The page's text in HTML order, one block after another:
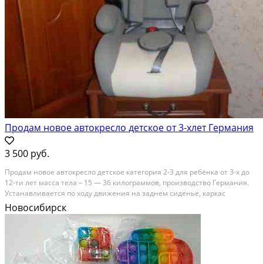
Продам новое автокресло детское от 3-хлет Германия
3 500 руб.
Продам новое автокресло детское категория 2-3 для ребёнка от 3-х до
12-ти лет масса тела – 15 — 36 килограммов, производство Германия.
Устанавливается по ходу движения на заднем сиденье, каркас
пластиковый, что позволяет легко и без проблем переносить и просто
устанавливать в ваш автомобиль...
Новосибирск